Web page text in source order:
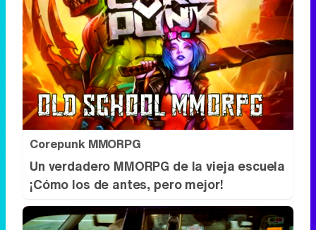
Corepunk MMORPG
Un verdadero MMORPG de la vieja escuela
¡Cómo los de antes, pero mejor!